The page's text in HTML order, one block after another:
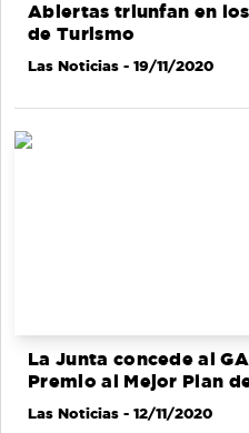
Abiertas triunfan en
de Turismo
Las Noticias - 19/11/2020
La Junta concede al
Premio al Mejor Plan
Las Noticias - 12/11/2020